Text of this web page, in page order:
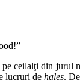
ceilalţi din jurul
lucruri de hales.